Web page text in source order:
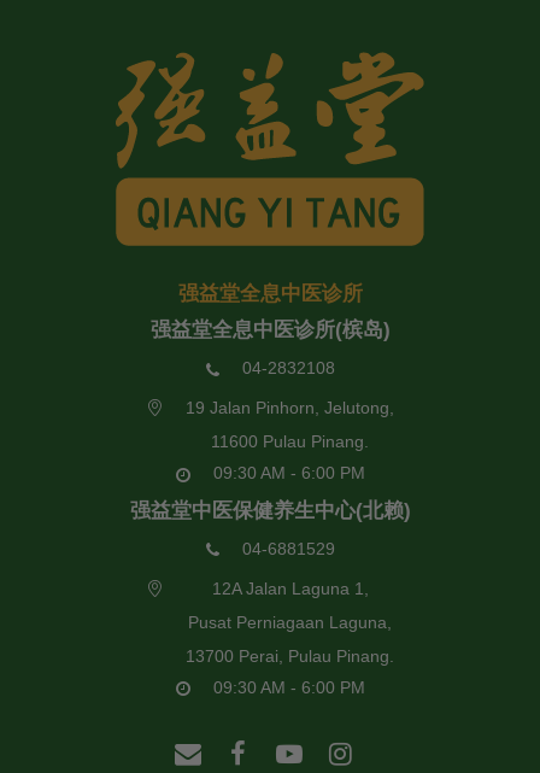
强益堂全息中医诊所
强益堂全息中医诊所(槟岛)
04-2832108
19 Jalan Pinhorn, Jelutong,
11600 Pulau Pinang.
09:30 AM - 6:00 PM
强益堂中医保健养生中心(北赖)
04-6881529
12A Jalan Laguna 1,
Pusat Perniagaan Laguna,
13700 Perai, Pulau Pinang.
09:30 AM - 6:00 PM